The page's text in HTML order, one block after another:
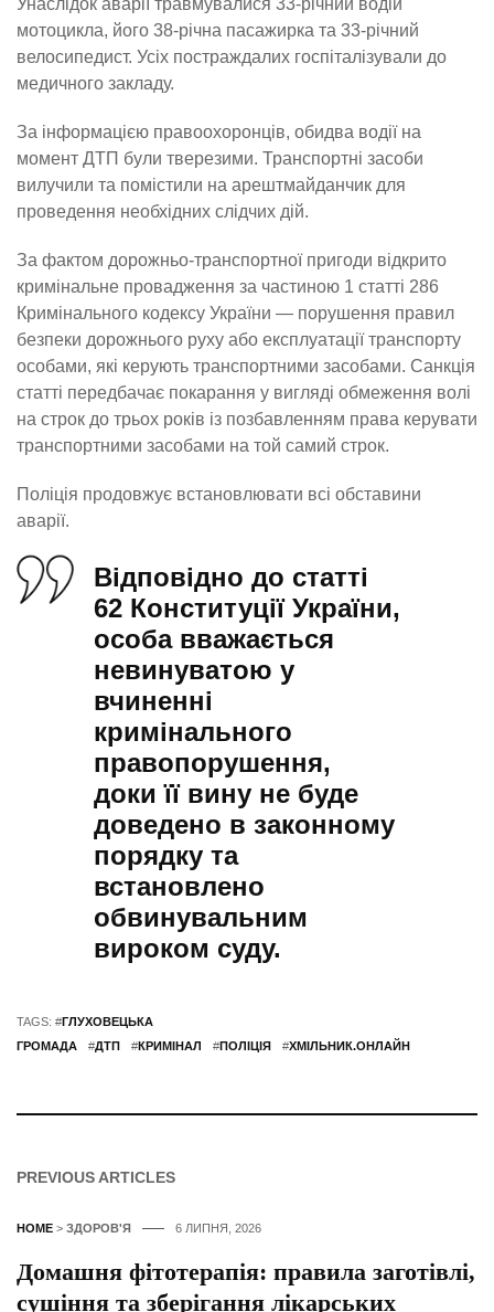
мотоцикла, його 38-річна пасажирка та 33-річний
велосипедист. Усіх постраждалих госпіталізували до
медичного закладу.
За інформацією правоохоронців, обидва водії на
момент ДТП були тверезими. Транспортні засоби
вилучили та помістили на арештмайданчик для
проведення необхідних слідчих дій.
За фактом дорожньо-транспортної пригоди відкрито
кримінальне провадження за частиною 1 статті 286
Кримінального кодексу України — порушення правил
безпеки дорожнього руху або експлуатації транспорту
особами, які керують транспортними засобами. Санкція
статті передбачає покарання у вигляді обмеження волі
на строк до трьох років із позбавленням права керувати
транспортними засобами на той самий строк.
Поліція продовжує встановлювати всі обставини
аварії.
Відповідно до статті
62 Конституції України,
особа вважається
невинуватою у
вчиненні
кримінального
правопорушення,
доки її вину не буде
доведено в законному
порядку та
встановлено
обвинувальним
вироком суду.
TAGS: #ГЛУХОВЕЦЬКА
ГРОМАДА
#ДТП #КРИМІНАЛ #ПОЛІЦІЯ #ХМІЛЬНИК.ОНЛАЙН
PREVIOUS ARTICLES
HOME > ЗДОРОВ'Я 6 ЛИПНЯ, 2026
Домашня фітотерапія: правила заготівлі,
сушіння та зберігання лікарських